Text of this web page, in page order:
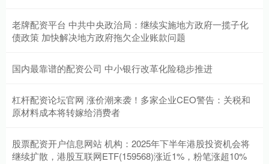
老牌配资平台 中共中央政治局：继续实施地方政府一揽子化
债政策 加快解决地方政府拖欠企业账款问题
国内最靠谱的配资公司 中小银行改革化险稳步推进
杠杆配资论坛官网 涨价潮来袭！多家企业CEO警告：关税和
原材料成本将转嫁给消费者
股票配资开户信息网站 机构：2025年下半年港股投资机会将
继续扩散，港股互联网ETF(159568)涨近1%，粉笔涨超10%